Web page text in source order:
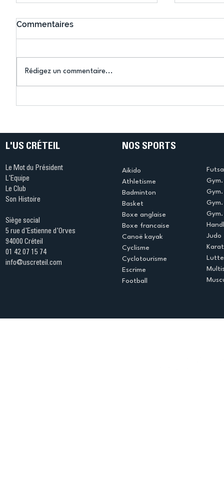
Aurevoir Tokyo !
Commentaires
Rédigez un commentaire...
L'US CRÉTEIL
Le Mot du Président
L'Equipe
Le Club
Son Histoire
Siège social
5 rue d'Estienne d'Orves
94000 Créteil
01 42 07 15 74
info@uscreteil.com
NOS SPORTS
Aikido
Athletisme
Badminton
Basket
Boxe anglaise
Boxe francaise
Canoë kayak
Cyclisme
Cyclotourisme
Escrime
Football
Judo
Lutte